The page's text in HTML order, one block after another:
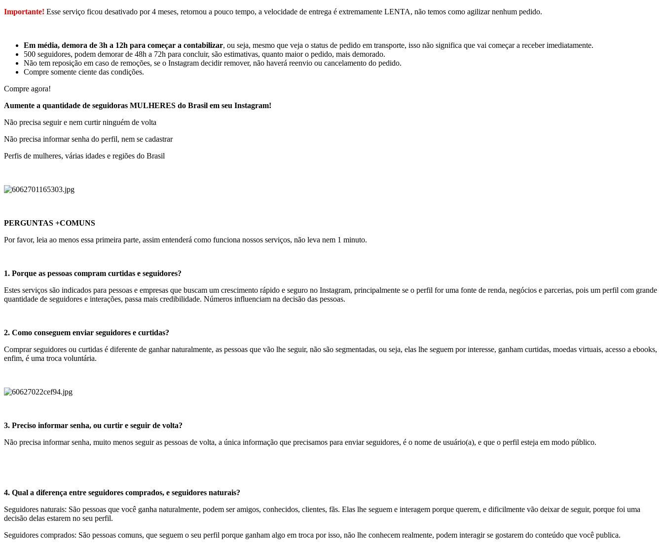
Importante! Esse serviço ficou desativado por 4 meses, retornou a pouco tempo, a velocidade de entrega é extremamente LENTA, não temos como agilizar nenhum pedido.
Em média, demora de 3h a 12h para começar a contabilizar, ou seja, mesmo que veja o status de pedido em transporte, isso não significa que vai começar a receber imediatamente.
500 seguidores, podem demorar de 48h a 72h para concluir, são estimativas, quanto maior o pedido, mais demorado.
Não tem reposição em caso de remoções, se o Instagram decidir remover, não haverá reenvio ou cancelamento do pedido.
Compre somente ciente das condições.
Compre agora!
Aumente a quantidade de seguidoras MULHERES do Brasil em seu Instagram!
Não precisa seguir e nem curtir ninguém de volta
Não precisa informar senha do perfil, nem se cadastrar
Perfis de mulheres, várias idades e regiões do Brasil
PERGUNTAS +COMUNS
Por favor, leia ao menos essa primeira parte, assim entenderá como funciona nossos serviços, não leva nem 1 minuto.
1. Porque as pessoas compram curtidas e seguidores?
Estes serviços são indicados para pessoas e empresas que buscam um crescimento rápido e seguro no Instagram, principalmente se o perfil for uma fonte de renda, negócios e parcerias, pois um perfil com grande
quantidade de seguidores e interações, passa mais credibilidade. Números influenciam na decisão das pessoas.
2. Como conseguem enviar seguidores e curtidas?
Comprar seguidores ou curtidas é diferente de ganhar naturalmente, as pessoas que vão lhe seguir, não são segmentadas, ou seja, elas lhe seguem por interesse, ganham curtidas, moedas virtuais, acesso a ebooks,
enfim, é uma troca voluntária.
3. Preciso informar senha, ou curtir e seguir de volta?
Não precisa informar senha, muito menos seguir as pessoas de volta, a única informação que precisamos para enviar seguidores, é o nome de usuário(a), e que o perfil esteja em modo público.
4. Qual a diferença entre seguidores comprados, e seguidores naturais?
Seguidores naturais: São pessoas que você ganha naturalmente, podem ser amigos, conhecidos, clientes, fãs. Elas lhe seguem e interagem porque querem, e dificilmente vão deixar de seguir, porque foi uma
decisão delas estarem no seu perfil.
Seguidores comprados: São pessoas comuns, que seguem o seu perfil porque ganham algo em troca por isso, não lhe conhecem realmente, podem interagir se gostarem do conteúdo que você publica.